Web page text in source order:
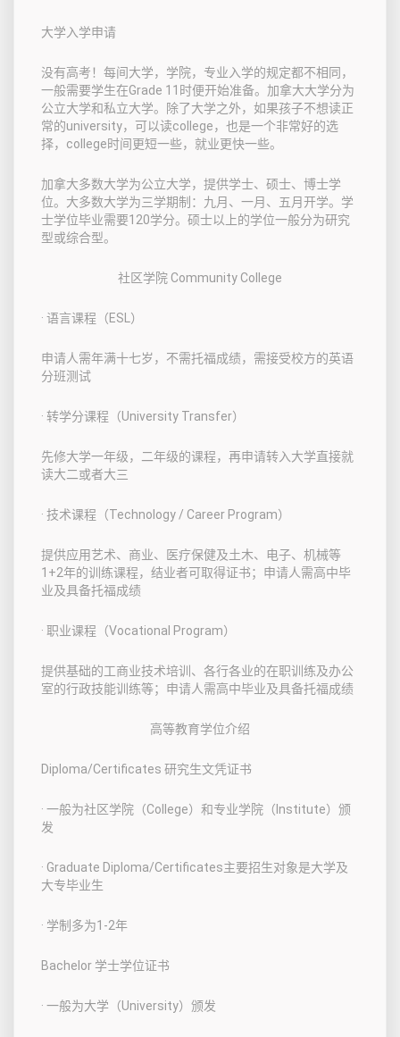
大学入学申请
没有高考！每间大学，学院，专业入学的规定都不相同，
一般需要学生在Grade 11时便开始准备。加拿大大学分为
公立大学和私立大学。除了大学之外，如果孩子不想读正
常的university，可以读college，也是一个非常好的选
择，college时间更短一些，就业更快一些。
加拿大多数大学为公立大学，提供学士、硕士、博士学
位。大多数大学为三学期制：九月、一月、五月开学。学
士学位毕业需要120学分。硕士以上的学位一般分为研究
型或综合型。
社区学院 Community College
· 语言课程（ESL）
申请人需年满十七岁，不需托福成绩，需接受校方的英语
分班测试
· 转学分课程（University Transfer）
先修大学一年级，二年级的课程，再申请转入大学直接就
读大二或者大三
· 技术课程（Technology / Career Program）
提供应用艺术、商业、医疗保健及土木、电子、机械等
1+2年的训练课程，结业者可取得证书；申请人需高中毕
业及具备托福成绩
· 职业课程（Vocational Program）
提供基础的工商业技术培训、各行各业的在职训练及办公
室的行政技能训练等；申请人需高中毕业及具备托福成绩
高等教育学位介绍
Diploma/Certificates 研究生文凭证书
· 一般为社区学院（College）和专业学院（Institute）颁
发
· Graduate Diploma/Certificates主要招生对象是大学及
大专毕业生
· 学制多为1-2年
Bachelor 学士学位证书
· 一般为大学（University）颁发